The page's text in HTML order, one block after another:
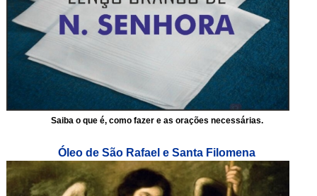
Saiba o que é, como fazer e as orações necessárias.
Óleo de São Rafael e Santa Filomena